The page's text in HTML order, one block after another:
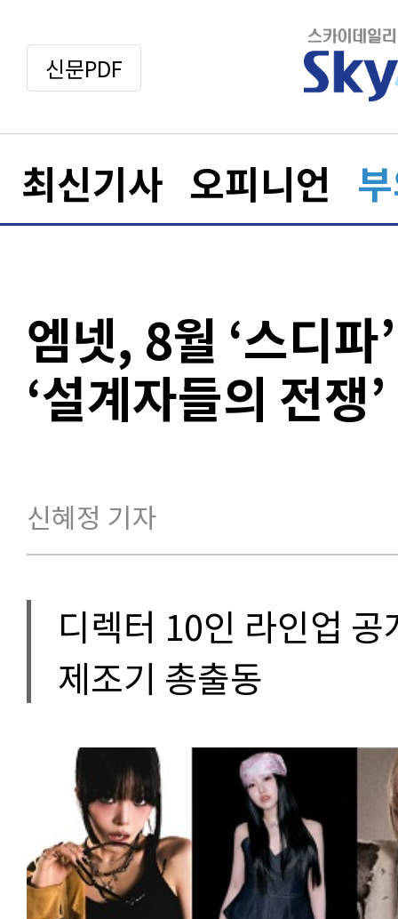
신문PDF
최신기사 오피니언
엠넷, 8월 ‘스디
‘설계자들의 전쟁’
신혜정 기자
디렉터 10인 라인업
제조기 총출동